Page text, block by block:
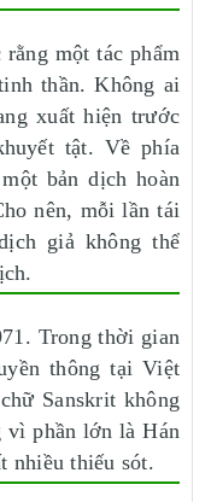
rằng một tác phẩm
thần. Không ai
xuất hiện trước
tật. Về phía
bản dịch hoàn
nên, mỗi lần tái
giả không thể
Trong thời gian
thông tại Việt
Sanskrit không
vì phần lớn là Hán
nhiều thiếu sót.